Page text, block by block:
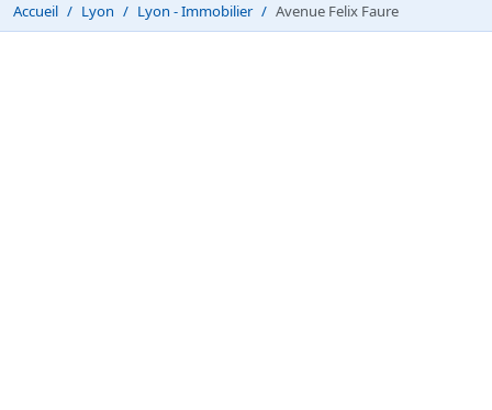
Accueil Lyon Lyon - Immobilier Avenue Felix Faure